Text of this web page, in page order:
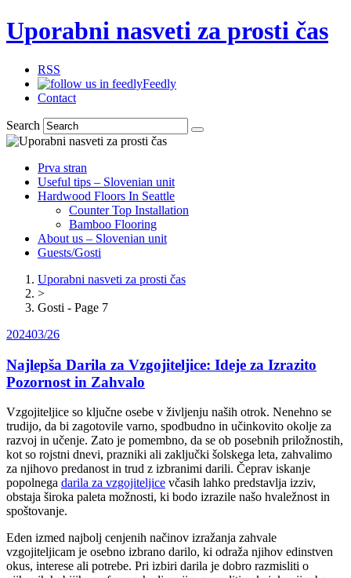
Uporabni nasveti za prosti čas
RSS
Feedly
Contact
Search
Prva stran
Useful tips – Slovenian unit
Hardwood Floors In Seattle
Counter Top Installation
Bamboo Flooring
About us – Slovenian unit
Guests/Gosti
Uporabni nasveti za prosti čas
>
Gosti - Page 7
202403/26
Najlepša Darila za Vzgojiteljice: Ideje za Izrazito
Pozornost in Zahvalo
Vzgojiteljice so ključne osebe v življenju naših otrok. Nenehno se
trudijo, da bi zagotovile varno, spodbudno in učinkovito okolje za
razvoj in učenje. Zato je pomembno, da se ob posebnih priložnostih,
kot so rojstni dnevi, prazniki ali zaključki šolskega leta, zahvalimo
za njihovo predanost in trud z izbranimi darili. Čeprav iskanje
popolnega darila za vzgojiteljice včasih lahko predstavlja izziv,
obstaja široka paleta možnosti, ki bodo izrazile našo hvaležnost in
spoštovanje.
Eden izmed najbolj cenjenih načinov izražanja zahvale
vzgojiteljicam je osebno izbrano darilo, ki odraža njihov edinstven
okus, interese ali potrebe. Pri izbiri darila je dobro razmisliti o